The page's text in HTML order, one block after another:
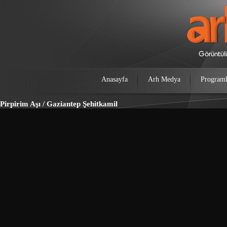
Anasayfa Arh Medya
Pirpirim Aşı / Gaziantep Şehitkamil